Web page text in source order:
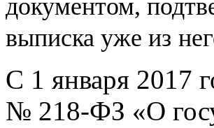
документом,
выписка уже из
С 1 января 2017
№ 218-ФЗ «О